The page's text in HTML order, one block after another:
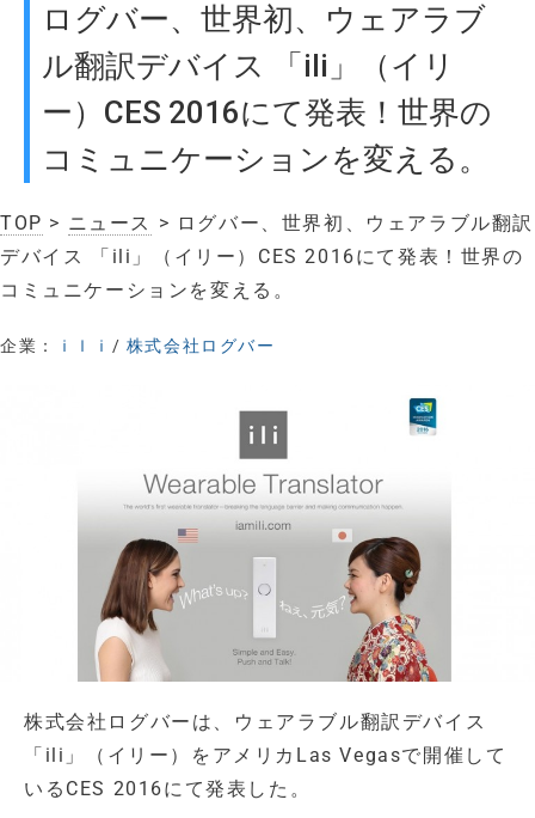
ログバー、世界初、ウェアラブ
ル翻訳デバイス 「ili」（イリ
ー）CES 2016にて発表！世界の
コミュニケーションを変える。
TOP > ニュース > ログバー、世界初、ウェアラブル翻訳
デバイス 「ili」（イリー）CES 2016にて発表！世界の
コミュニケーションを変える。
企業： ｉｌｉ / 株式会社ログバー
株式会社ログバーは、ウェアラブル翻訳デバイス
「ili」（イリー）をアメリカLas Vegasで開催して
いるCES 2016にて発表した。